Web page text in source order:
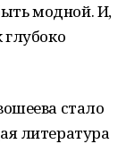
модной. И,
стало
литература